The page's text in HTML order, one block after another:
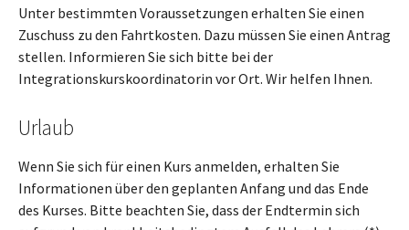
Unter bestimmten Voraussetzungen erhalten Sie einen
Zuschuss zu den Fahrtkosten. Dazu müssen Sie einen Antrag
stellen. Informieren Sie sich bitte bei der
Integrationskurskoordinatorin vor Ort. Wir helfen Ihnen.
Urlaub
Wenn Sie sich für einen Kurs anmelden, erhalten Sie
Informationen über den geplanten Anfang und das Ende
des Kurses. Bitte beachten Sie, dass der Endtermin sich